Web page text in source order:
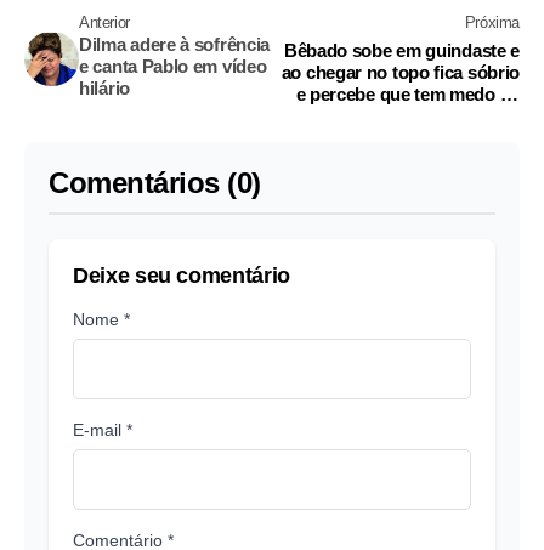
Anterior
Dilma adere à sofrência
e canta Pablo em vídeo
hilário
Próxima
Bêbado sobe em guindaste e
ao chegar no topo fica sóbrio
e percebe que tem medo de
Comentários (0)
Deixe seu comentário
Nome *
E-mail *
Comentário *